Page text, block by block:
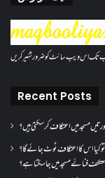
تک اس ویب سائٹ کو ضرور شئیر کریں
Recent Posts
مسجد میں اعتکاف کر سکتی ہیں؟
کیا اس کا اعتکاف ٹوٹ جائے گا؟
فنائے مسجد میں جا سکتا ہے؟